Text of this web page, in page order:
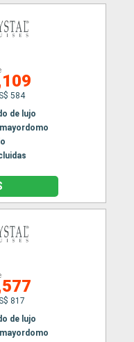
584
de lujo
817
de lujo